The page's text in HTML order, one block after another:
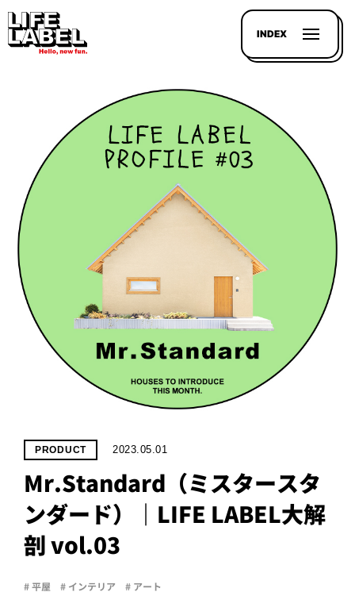
INDEX
UP
PROJECT
ライフレー
つ いて
PRODUCT 2023.05.01
Mr.Standard（ミスタースタ
ンダード）｜LIFE LABEL大解
剖 vol.03
# 平屋 # インテリア # アート